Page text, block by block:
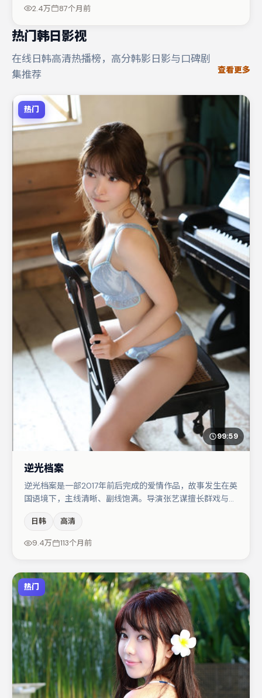
合喜欢抠台词与伏笔的观众。整体完成度较高，适合周末一
2.4万 87个月前
热门韩日影视
在线日韩高清热播榜，高分韩影日影与口碑剧
集推荐
查看更多
热门
99:59
逆光档案
逆光档案是一部2017年前后完成的爱情作品，故事发生在英
国语境下，主线清晰、副线饱满。导演张艺谋擅长群戏与空
括马丽、张颂文、大鹏等，角色动机前后呼应，适合喜欢抠
台词与伏笔的观众。若你偏爱强类型与清晰主线，这部作品
日韩 高清
9.4万 113个月前
热门